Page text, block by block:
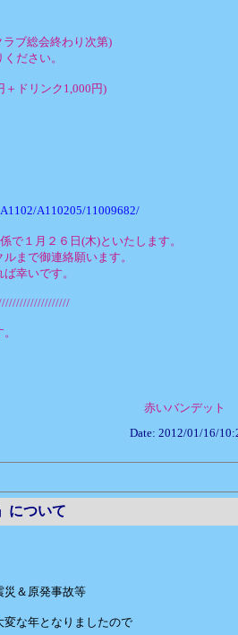
ブ総会終わり次第)
さい。
ドリンク1,000円)
A110205/11009682/
１月２６日(木)といたします。
で御連絡願います。
いです。
デット
Date: 2012/01/16/
について
災＆原発事故等
な年となりましたので